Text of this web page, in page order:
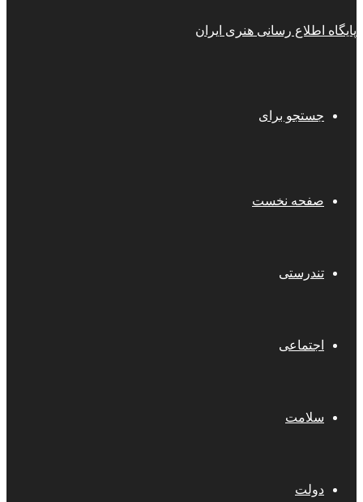
پایگاه اطلاع رسانی هنری ایران
جستجو برای
صفحه نخست
تندرستی
اجتماعی
سلامت
دولت